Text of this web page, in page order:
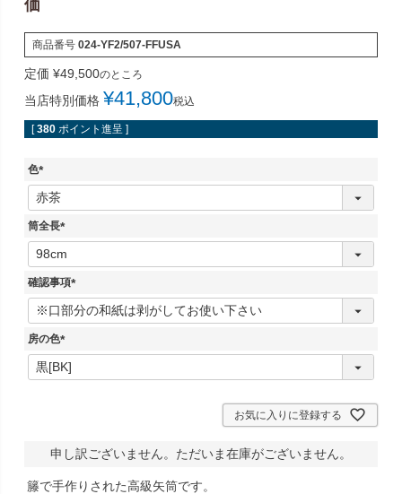
価
商品番号 024-YF2/507-FFUSA
定価 ¥49,500のところ
当店特別価格 ¥41,800税込
[ 380 ポイント進呈 ]
色
(
必
須
筒全長
(
必
須
)
確認事項
(
必
房の色
(
必
お気に入りに登録する
申し訳ございません。ただいま在庫がございません。
籐で手作りされた高級矢筒です。